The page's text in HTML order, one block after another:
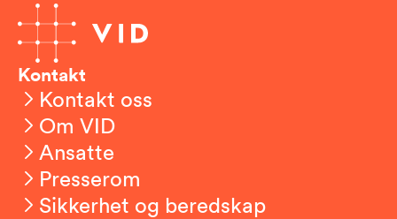
Kontakt
Kontakt oss
Om VID
Ansatte
Presserom
Sikkerhet og beredskap